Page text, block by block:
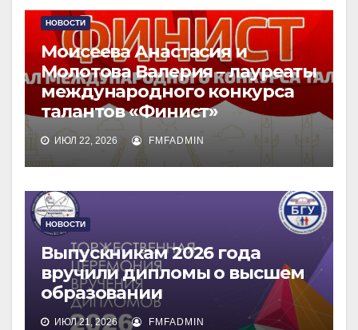
НОВОСТИ
Моисеева Анастасия и
Молотова Валерия – лауреаты
международного конкурса
талантов «Финист»
ИЮЛ 22, 2026 FMFADMIN
НОВОСТИ
Выпускникам 2026 года
вручили дипломы о высшем
образовании
ИЮЛ 21, 2026 FMFADMIN